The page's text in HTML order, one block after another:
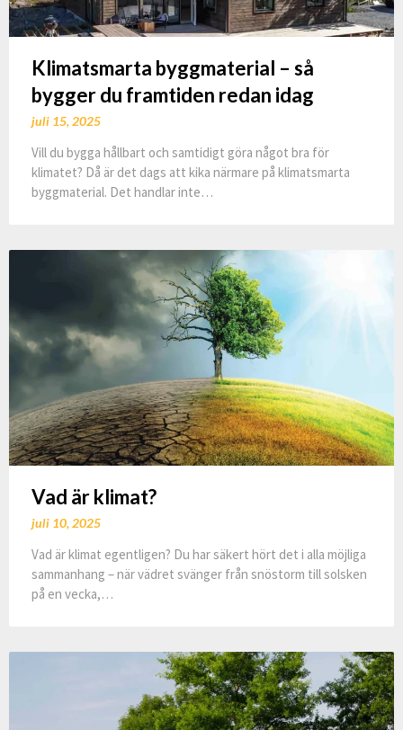
Klimatsmarta byggmaterial – så
bygger du framtiden redan idag
juli 15, 2025
Vill du bygga hållbart och samtidigt göra något bra för
klimatet? Då är det dags att kika närmare på klimatsmarta
byggmaterial. Det handlar inte…
Vad är klimat?
juli 10, 2025
Vad är klimat egentligen? Du har säkert hört det i alla möjliga
sammanhang – när vädret svänger från snöstorm till solsken
på en vecka,…